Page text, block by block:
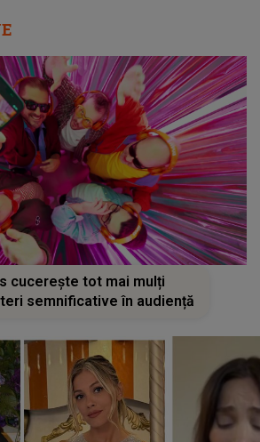
cucerește tot mai mulți
semnificative în audiență